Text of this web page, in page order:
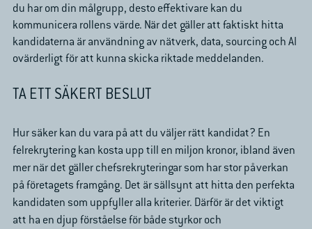
du har om din målgrupp, desto effektivare kan du
kommunicera rollens värde. När det gäller att faktiskt hitta
kandidaterna är användning av nätverk, data, sourcing och AI
ovärderligt för att kunna skicka riktade meddelanden.
TA ETT SÄKERT BESLUT
Hur säker kan du vara på att du väljer rätt kandidat? En
felrekrytering kan kosta upp till en miljon kronor, ibland även
mer när det gäller chefsrekryteringar som har stor påverkan
på företagets framgång. Det är sällsynt att hitta den perfekta
kandidaten som uppfyller alla kriterier. Därför är det viktigt
att ha en djup förståelse för både styrkor och